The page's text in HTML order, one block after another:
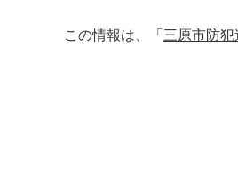
この情報は、「 三原市防犯